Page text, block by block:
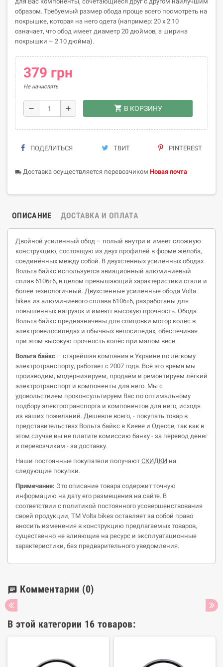
образом. Требуемый размер обода проще всего посмотреть на
покрышке, которая на него одета (например: 20 х 2.10
означает, что обод имеет диаметр 20 дюймов, а ширина
покрышки – 2.10 дюйма).
379 грн
Не начислять
remove add shopping_cart В КОРЗИНУ
ПОДЕЛИТЬСЯ ТВИТ PINTEREST
local_shipping Доставка осуществляется перевозчиком Новая почта
ОПИСАНИЕ ДОСТАВКА И ОПЛАТА
Двойной усиленный обод – полый внутри и имеет сложную
конструкцию, состоящую из двух профилей в форме жёлоба,
соединённых между собой. В двухстенных усиленных ободах
Вольта байкс используется авиационный алюминиевый
сплав 6106т6, в целом превышающий характеристики стали и
более технологичный. Двухстенные усиленные обода Volta
bikes из алюминиевого сплава 6106т6, разработаны для
повышенных нагрузок и имеют высокую прочность. Обода
Вольта байкс предназначены для спицовки мотор колёс в
электровелосипедах и обычных велосипедах, обеспечивая
при этом высокую прочность колёс при малом весе.
Вольта байкс – старейшая компания в Украине по лёгкому
электротранспорту, работает с 2007 года. Всё это время мы
производим, модернизируем, продаём и ремонтируем лёгкий
электротранспорт и компоненты для него. Мы с
удовольствием проконсультируем Вас по оптимальному
подбору электротранспорта и компонентов для него, исходя
из ваших пожеланий. Дешевле всего, - покупать товар в
представительствах Вольта байкс в Киеве и Одессе, так как в
этом случае вы не платите комиссию банку - за перевод денег
и перевозчикам - за доставку.
Наши постоянные покупатели получают СКИДКИ на
следующие покупки.
Примечание: Это описание товара содержит точную
информацию на дату его размещения на сайте. В
соответствии с политикой постоянного усовершенствования
своей продукции, ТМ Volta bikes оставляет за собой право
вносить изменения в конструкцию предлагаемых товаров,
существенно не влияющие на ресурс и эксплуатационные
характеристики, без предварительного уведомления.
chat Комментарии (0)
В этой категории 16 товаров: